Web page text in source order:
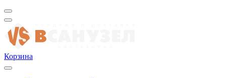
Корзина